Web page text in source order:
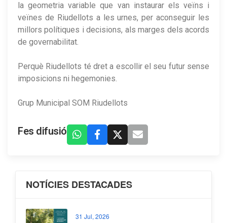
la geometria variable que van instaurar els veïns i
veïnes de Riudellots a les urnes, per aconseguir les
millors polítiques i decisions, als marges dels acords
de governabilitat.
Perquè Riudellots té dret a escollir el seu futur sense
imposicions ni hegemonies.
Grup Municipal SOM Riudellots
Fes difusió
NOTÍCIES DESTACADES
31 Jul, 2026